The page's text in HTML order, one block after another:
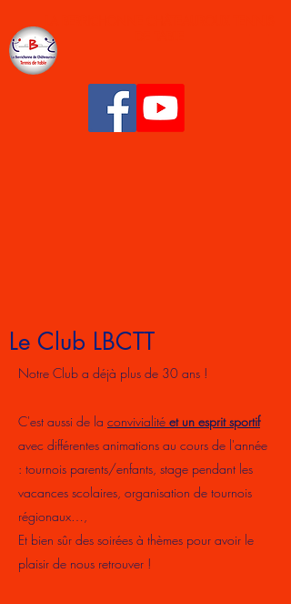
Le Club LBCTT
Notre Club a déjà plus de 30 ans !
C'est aussi de la convivialité et un esprit sportif
avec différentes animations au cours de l'année
: tournois parents/enfants, stage pendant les
vacances scolaires, organisation de tournois
régionaux…,
Et bien sûr des soirées à thèmes pour avoir le
plaisir de nous retrouver !